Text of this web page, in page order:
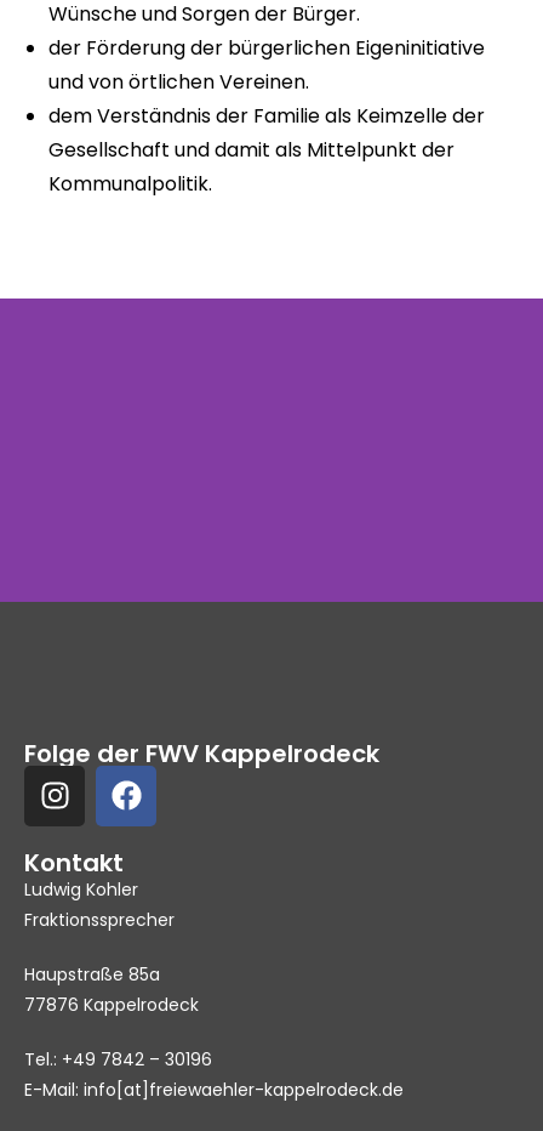
Wünsche und Sorgen der Bürger.
der Förderung der bürgerlichen Eigeninitiative
und von örtlichen Vereinen.
dem Verständnis der Familie als Keimzelle der
Gesellschaft und damit als Mittelpunkt der
Kommunalpolitik.
Folge der FWV Kappelrodeck
Kontakt
Ludwig Kohler
Fraktionssprecher
Haupstraße 85a
77876 Kappelrodeck
Tel.: +49 7842 – 30196
E-Mail: info[at]freiewaehler-kappelrodeck.de